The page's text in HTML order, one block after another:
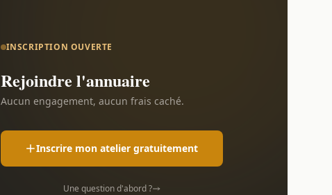
INSCRIPTION OUVERTE
Rejoindre l'annuaire
Aucun engagement, aucun frais caché.
Inscrire mon atelier gratuitement
Une question d'abord ?